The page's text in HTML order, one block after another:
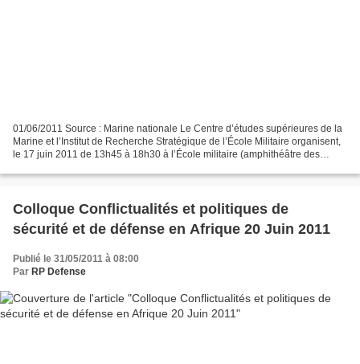
01/06/2011 Source : Marine nationale Le Centre d’études supérieures de la
Marine et l’Institut de Recherche Stratégique de l’École Militaire organisent,
le 17 juin 2011 de 13h45 à 18h30 à l’École militaire (amphithéâtre des
Colloque Conflictualités et politiques de
sécurité et de défense en Afrique 20 Juin 2011
Publié le 31/05/2011 à 08:00
Par RP Defense